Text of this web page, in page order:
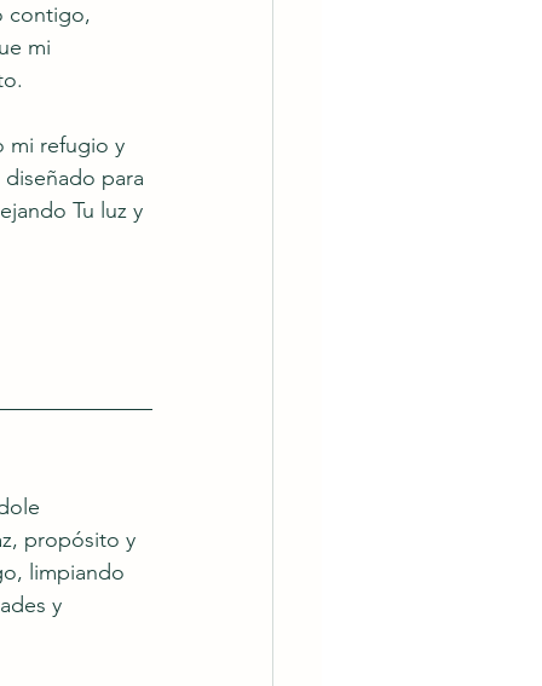
contigo,
mi
mi refugio y
para
Tu luz y
propósito y
limpiando
y